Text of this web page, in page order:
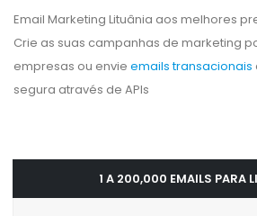
Email Marketing Lituânia aos melhores
Crie as suas campanhas de marketing
empresas ou envie emails transacionais
segura através de APIs
1 A 200,000 EMAILS PARA